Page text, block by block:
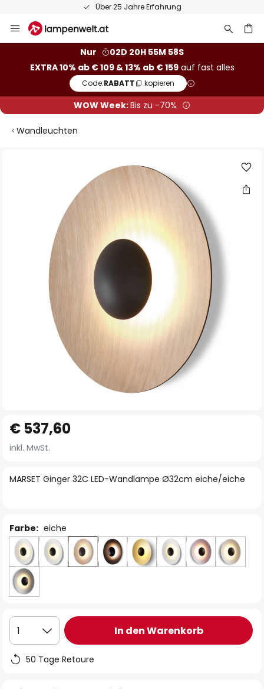
Über 25 Jahre Erfahrung
Inhalt
Nur
02D 20H 55M 57S
EXTRA 10% ab € 109 & 13% ab € 159auf fast alles
Code:RABATT kopieren
WOW Week:Bis zu -70%
Wandleuchten
Anfang
der
springen
MARSET Ginger 32C LED-Wandlampe Ø32cm eiche/eiche
€ 537,60
inkl. MwSt.
Farbe: eiche
1 In den Warenkorb
50 Tage Retoure